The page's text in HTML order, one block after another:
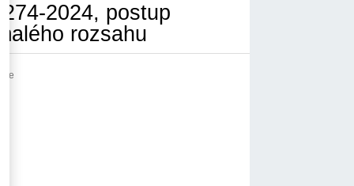
2024, postup
rozsahu